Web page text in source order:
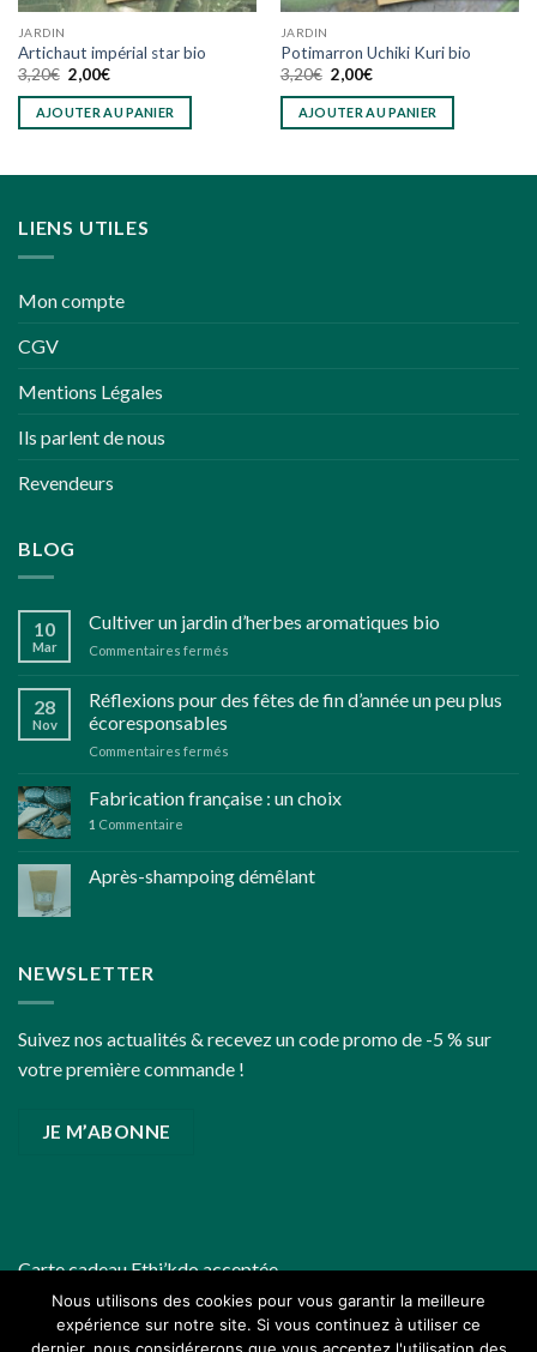
JARDIN
Artichaut impérial star bio
3,20€ Le
prix
initial
était :
3,20€.
2,00€Le
actuel
est :
2,00€.
AJOUTER AU PANIER
JARDIN
Potimarron Uchiki Kuri bio
3,20€ Le
prix
initial
était :
3,20€.
2,00€Le
actuel
est :
2,00€.
AJOUTER AU PANIER
LIENS UTILES
Mon compte
CGV
Mentions Légales
Ils parlent de nous
Revendeurs
BLOG
10
Mar
Cultiver un jardin d’herbes aromatiques bio
Commentaires fermés
jardin
28
Nov
Réflexions pour des fêtes de fin d’année un peu plus
écoresponsables
Commentaires fermés
pour
des
fin
Fabrication française : un choix
1 Commentaire
Après-shampoing démêlant
NEWSLETTER
Suivez nos actualités & recevez un code promo de -5 % sur
votre première commande !
JE M’ABONNE
Carte cadeauEthi’kdoacceptée
Nous utilisons des cookies pour vous garantir la meilleure
expérience sur notre site. Si vous continuez à utiliser ce